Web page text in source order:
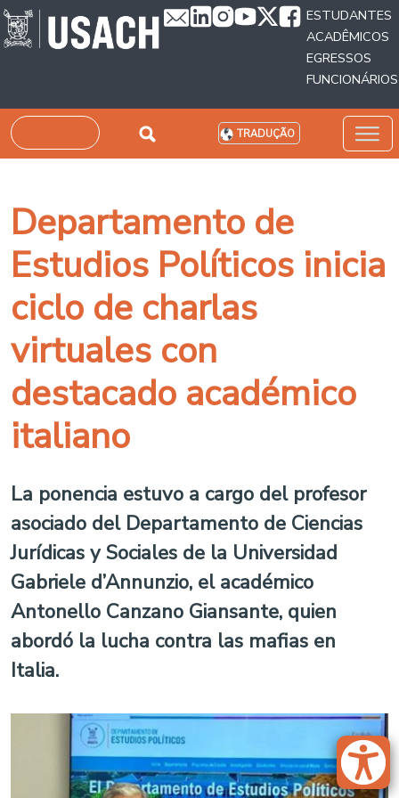
Passar para o conteúdo principal
ESTUDANTES
ACADÊMICOS
EGRESSOS
FUNCIONÁRIOS
Pesquisar TRADUÇÃO
Departamento de
Estudios Políticos inicia
ciclo de charlas
virtuales con
destacado académico
italiano
La ponencia estuvo a cargo del profesor
asociado del Departamento de Ciencias
Jurídicas y Sociales de la Universidad
Gabriele d’Annunzio, el académico
Antonello Canzano Giansante, quien
abordó la lucha contra las mafias en
Italia.